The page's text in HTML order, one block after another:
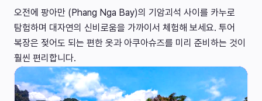
오전에 팡아만 (Phang Nga Bay)의 기암괴석 사이를 카누로
탐험하며 대자연의 신비로움을 가까이서 체험해 보세요. 투어
복장은 젖어도 되는 편한 옷과 아쿠아슈즈를 미리 준비하는 것이
훨씬 편리합니다.